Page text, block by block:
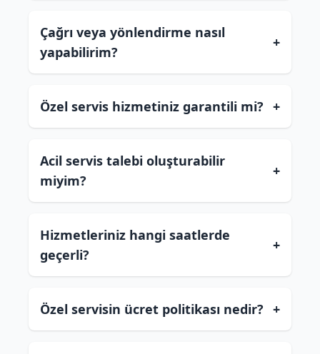
Çağrı veya yönlendirme nasıl
yapabilirim?
+
Özel servis hizmetiniz garantili mi? +
Acil servis talebi oluşturabilir
miyim?
+
Hizmetleriniz hangi saatlerde
geçerli?
+
Özel servisin ücret politikası nedir? +